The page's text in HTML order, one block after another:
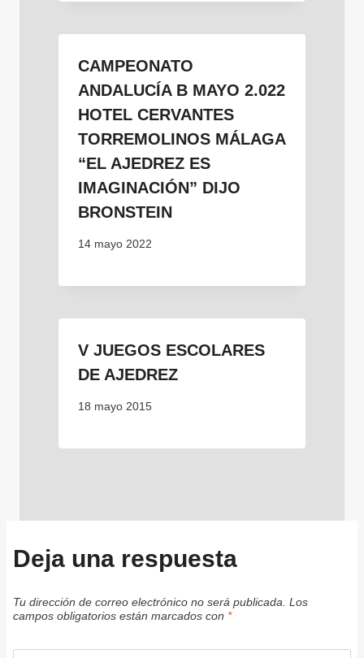
CAMPEONATO
ANDALUCÍA B MAYO 2.022
HOTEL CERVANTES
TORREMOLINOS MÁLAGA
“EL AJEDREZ ES
IMAGINACIÓN” DIJO
BRONSTEIN
14 mayo 2022
V JUEGOS ESCOLARES
DE AJEDREZ
18 mayo 2015
Deja una respuesta
Tu dirección de correo electrónico no será publicada. Los
campos obligatorios están marcados con *